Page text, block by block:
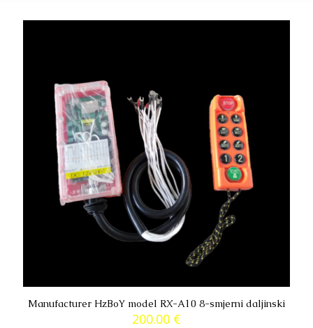
Manufacturer HzBoY model RX-A10 8-smjerni daljinski
200.00 €